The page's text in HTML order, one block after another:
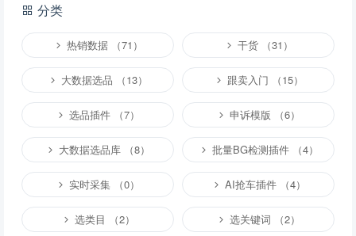
分类
热销数据 （71） 干货 （31）
大数据选品 （13） 跟卖入门 （15）
选品插件 （7） 申诉模版 （6）
大数据选品库 （8） 批量BG检测插件 （4）
实时采集 （0） AI抢车插件 （4）
选类目 （2） 选关键词 （2）